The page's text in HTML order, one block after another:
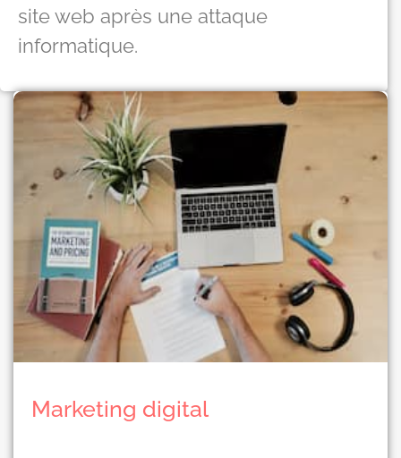
site web après une attaque
informatique.
Marketing digital